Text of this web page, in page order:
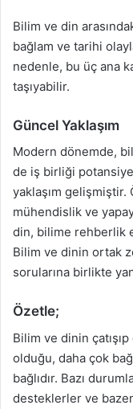
Bilim ve din
bağlam ve tarihi
nedenle, bu üç ana
taşıyabilir.
Güncel Yaklaşım
Modern dönemde,
de iş birliği
yaklaşım
mühendislik ve
din, bilime rehberlik
Bilim ve dinin ortak
sorularına birlikte
Özetle;
Bilim ve dinin çatışıp
olduğu, daha çok
bağlıdır. Bazı
desteklerler ve